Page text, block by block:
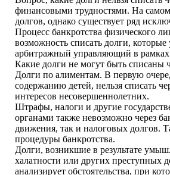
финансовыми трудностями. На самом
долгов, однако существует ряд
Процесс банкротства физического
возможность списать долги,
арбитражный управляющий в рамках
Какие долги не могут быть списаны
Долги по алиментам. В первую
содержанию детей, нельзя списать
интересов несовершеннолетних.
Штрафы, налоги и другие
органами также невозможно через
движения, так и налоговых долгов.
процедуры банкротства.
Долги, возникшие в результате
халатности или других преступных
анализирует обстоятельства, при